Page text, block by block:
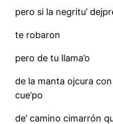
pero si la negritu’
te robaron
pero de tu llama’o
de la manta ojcura
cue’po
de’ camino cimarrón